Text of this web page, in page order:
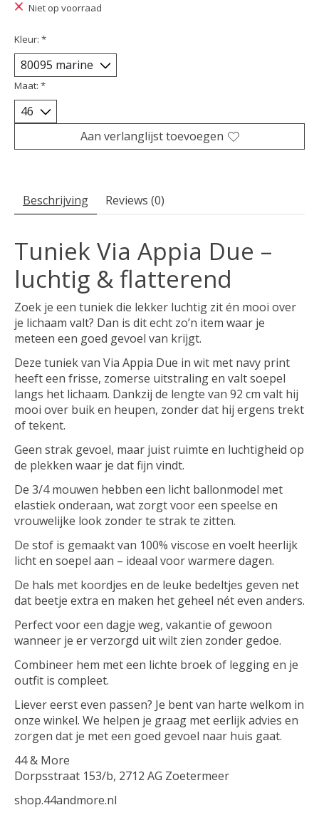
Niet op voorraad
Kleur: *
Maat: *
Aan verlanglijst toevoegen
Beschrijving Reviews (0)
Tuniek Via Appia Due –
luchtig & flatterend
Zoek je een tuniek die lekker luchtig zit én mooi over
je lichaam valt? Dan is dit echt zo’n item waar je
meteen een goed gevoel van krijgt.
Deze tuniek van Via Appia Due in wit met navy print
heeft een frisse, zomerse uitstraling en valt soepel
langs het lichaam. Dankzij de lengte van 92 cm valt hij
mooi over buik en heupen, zonder dat hij ergens trekt
of tekent.
Geen strak gevoel, maar juist ruimte en luchtigheid op
de plekken waar je dat fijn vindt.
De 3/4 mouwen hebben een licht ballonmodel met
elastiek onderaan, wat zorgt voor een speelse en
vrouwelijke look zonder te strak te zitten.
De stof is gemaakt van 100% viscose en voelt heerlijk
licht en soepel aan – ideaal voor warmere dagen.
De hals met koordjes en de leuke bedeltjes geven net
dat beetje extra en maken het geheel nét even anders.
Perfect voor een dagje weg, vakantie of gewoon
wanneer je er verzorgd uit wilt zien zonder gedoe.
Combineer hem met een lichte broek of legging en je
outfit is compleet.
Liever eerst even passen? Je bent van harte welkom in
onze winkel. We helpen je graag met eerlijk advies en
zorgen dat je met een goed gevoel naar huis gaat.
44 & More
Dorpsstraat 153/b, 2712 AG Zoetermeer
shop.44andmore.nl